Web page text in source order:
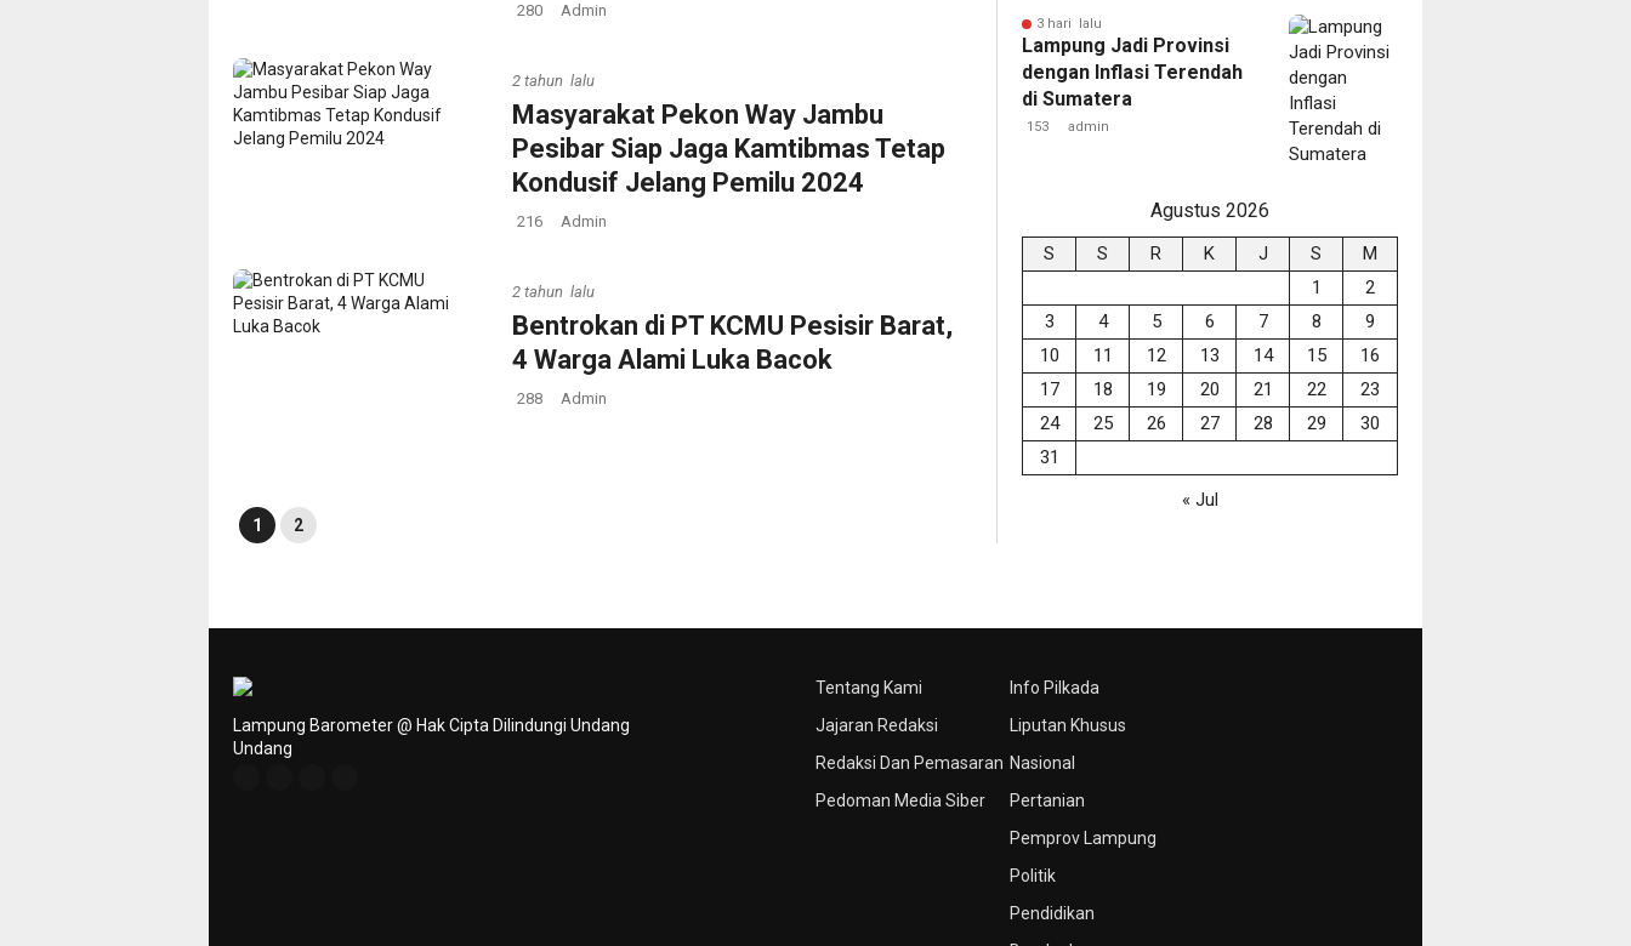
280 Admin
2 tahun lalu
Masyarakat Pekon Way Jambu
Pesibar Siap Jaga Kamtibmas Tetap
Kondusif Jelang Pemilu 2024
216 Admin
2 tahun lalu
Bentrokan di PT KCMU Pesisir Barat,
4 Warga Alami Luka Bacok
288 Admin
1 2
3 hari lalu
Lampung Jadi Provinsi
dengan Inflasi Terendah
di Sumatera
153 admin
Agustus 2026
S S R K J S
M
1
2
3
4 5 6 7 8
9
10
11 12 13 14 15
16
17
18 19 20 21 22
23
24
25 26 27 28 29
30
31
« Jul
Tentang Kami
Jajaran Redaksi
Redaksi Dan Pemasaran
Pedoman Media Siber
Info Pilkada
Liputan Khusus
Nasional
Pertanian
Pemprov Lampung
Politik
Pendidikan
Lampung Barometer @ Hak Cipta Dilindungi Undang
Undang